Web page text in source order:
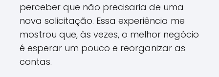
perceber que não precisaria de uma
nova solicitação. Essa experiência me
mostrou que, às vezes, o melhor negócio
é esperar um pouco e reorganizar as
contas.